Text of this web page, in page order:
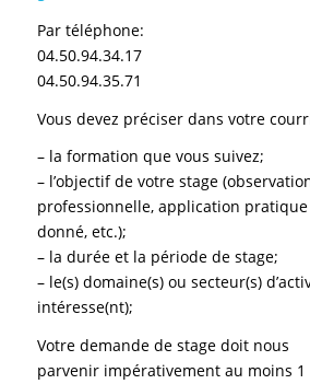
Par téléphone:
04.50.94.34.17
04.50.94.35.71
Vous devez préciser dans votre
– la formation que vous suivez;
– l’objectif de votre stage
professionnelle, application pratique
donné, etc.);
– la durée et la période de stage;
– le(s) domaine(s) ou secteur(s)
intéresse(nt);
Votre demande de stage doit nous
parvenir impérativement au moins 1